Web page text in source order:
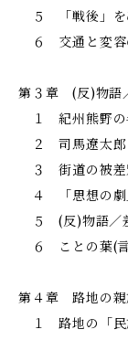
５ 「戦後」を
６ 交通と変容
第３章 (反)物語
１ 紀州熊野の
２ 司馬遼太郎
３ 街道の被差
４ 「思想の劇
５ (反)物語／
６ ことの葉(言
第４章 路地の親
１ 路地の「民